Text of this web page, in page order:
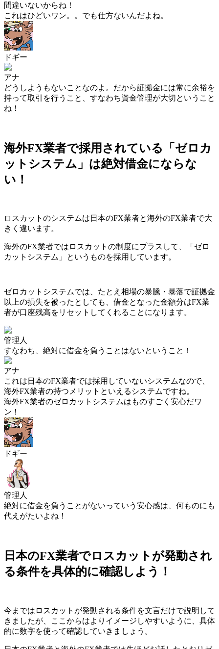
間違いないからね！
これはひどいワン。。でも仕方ないんだよね。
ドギー
アナ
どうしようもないことなのよ。だから証拠金には常に余裕を
持って取引を行うこと、すなわち資金管理が大切ということ
ね！
海外FX業者で採用されている「ゼロカ
ットシステム」は絶対借金にならな
い！
ロスカットのシステムは日本のFX業者と海外のFX業者で大
きく違います。
海外のFX業者ではロスカットの制度にプラスして、「ゼロ
カットシステム」というものを採用 しています。
ゼロカットシステムでは、 たとえ相場の暴騰・暴落で証拠金
以上の損失を被ったとしても、借金となった金額分はFX業
者が口座残高をリセットしてくれる ことになります。
管理人
すなわち、 絶対に借金を負うことはないということ！
アナ
これは日本のFX業者では採用していないシステムなので、
海外FX業者の持つメリットといえるシステムですね。
海外FX業者のゼロカットシステムはものすごく安心だワ
ン！
ドギー
管理人
絶対に借金を負うことがないっていう安心感は、何ものにも
代えがたいよね！
日本のFX業者でロスカットが発動され
る条件を具体的に確認しよう！
今まではロスカットが発動される条件を文言だけで説明して
きましたが、ここからはよりイメージしやすいように、 具体
的に数字を使って確認していきましょう。